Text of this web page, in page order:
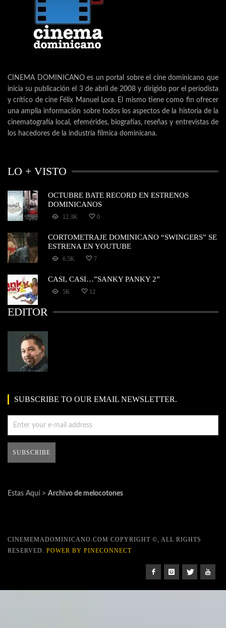
CINEMA DOMINICANO es un portal sobre el cine dominicano que
inicia su publicación el 3 de abril de 2008 y dirigido por el periodista
y crítico de cine Félix Manuel Lora. El mismo tiene como fin ofrecer
una amplia información sobre todos los aspectos de la historia de la
cinematografía local, efemérides, biografías, reseñas y entrevistas de
los hacedores de la industria fílmica dominicana.
LO + VISTO
OCTUBRE BATE RECORD EN ESTRENOS
DOMINICANOS
12.3K 0
CORTOMETRAJE DOMINICANO “SWINGERS” SE
ESTRENA EN YOUTUBE
6.5K 7
CASI, CASI…”SANKY PANKY 2”
5K 12
EDITOR
SUBSCRIBE TO OUR EMAIL NEWSLETTER.
Estas Aquí > Archivo de melocotones
CINEMEMADOMINICANO.COM COPYRIGHT ©, ALL RIGHTS
RESERVED. POWER BY PINECONNECT